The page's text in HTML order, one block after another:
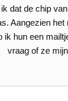
dat de chip
Aangezien het
ik hun een
vraag of ze